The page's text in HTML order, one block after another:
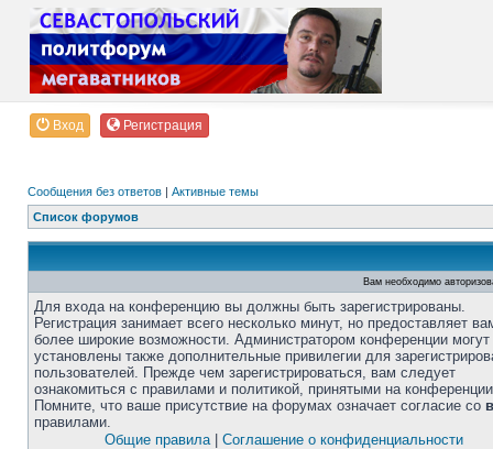
Вход Регистрация
Сообщения без ответов | Активные темы
Список форумов
Вам необходимо
Для входа на конференцию вы должны быть зарегистрированы.
Регистрация занимает всего несколько минут, но предоставляет
более широкие возможности. Администратором конференции
установлены также дополнительные привилегии для
пользователей. Прежде чем зарегистрироваться, вам следует
ознакомиться с правилами и политикой, принятыми на
Помните, что ваше присутствие на форумах означает согласие со
правилами.
Общие правила| Соглашение о конфиденциальности